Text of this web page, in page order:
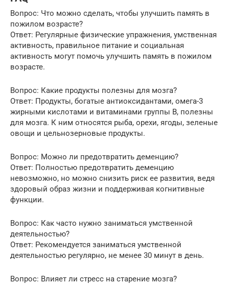
Вопрос: Что можно сделать, чтобы улучшить память в
пожилом возрасте?
Ответ: Регулярные физические упражнения, умственная
активность, правильное питание и социальная
активность могут помочь улучшить память в пожилом
возрасте.
Вопрос: Какие продукты полезны для мозга?
Ответ: Продукты, богатые антиоксидантами, омега-3
жирными кислотами и витаминами группы B, полезны
для мозга. К ним относятся рыба, орехи, ягоды, зеленые
овощи и цельнозерновые продукты.
Вопрос: Можно ли предотвратить деменцию?
Ответ: Полностью предотвратить деменцию
невозможно, но можно снизить риск ее развития, ведя
здоровый образ жизни и поддерживая когнитивные
функции.
Вопрос: Как часто нужно заниматься умственной
деятельностью?
Ответ: Рекомендуется заниматься умственной
деятельностью регулярно, не менее 30 минут в день.
Вопрос: Влияет ли стресс на старение мозга?